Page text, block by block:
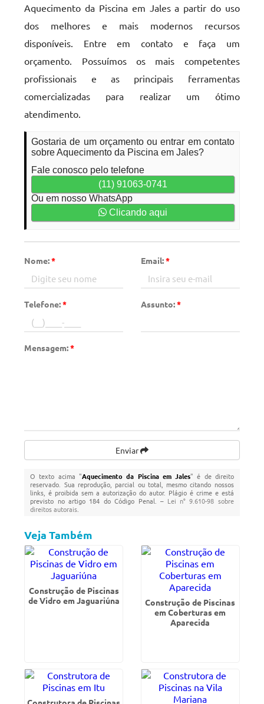
Aquecimento da Piscina em Jales a partir do uso
dos melhores e mais modernos recursos
disponíveis. Entre em contato e faça um
orçamento. Possuímos os mais competentes
profissionais e as principais ferramentas
comercializadas para realizar um ótimo
atendimento.
Gostaria de um orçamento ou entrar em contato
sobre Aquecimento da Piscina em Jales?
Fale conosco pelo telefone
(11) 91063-0741
Ou em nosso WhatsApp
Clicando aqui
Nome:* Email:*
Telefone:* Assunto:*
Mensagem:*
Enviar
O texto acima "Aquecimento da Piscina em Jales" é de direito
reservado. Sua reprodução, parcial ou total, mesmo citando nossos
links, é proibida sem a autorização do autor. Plágio é crime e está
previsto no artigo 184 do Código Penal. – Lei n° 9.610-98 sobre
direitos autorais
Veja Também
Construção de Piscinas
de Vidro em Jaguariúna
Construção de Piscinas
em Coberturas em
Aparecida